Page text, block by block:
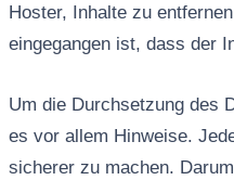
Hoster, Inhalte zu
eingegangen ist, dass der
Um die Durchsetzung des
es vor allem Hinweise.
sicherer zu machen.